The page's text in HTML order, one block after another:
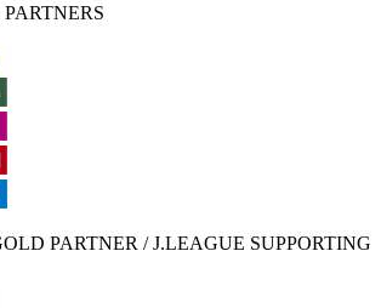
PARTNER / J.LEAGUE SUPPORTING